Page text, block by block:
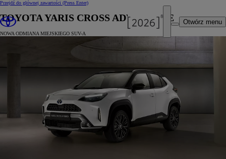
Przejdź do głównej zawartości (Press Enter)
Otwórz menu
TOYOTA YARIS CROSS ADVENTURE
NOWA ODMIANA MIEJSKIEGO SUV-A